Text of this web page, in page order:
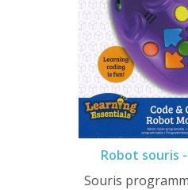
Robot souris
Souris